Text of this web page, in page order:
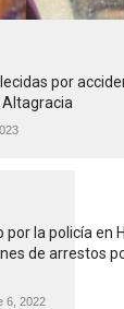
por
Altagracia
por la policía en
de arrestos
6, 2022